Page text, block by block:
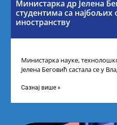
Министарка др Јелена
студентима са најбољих
иностранству
Министарка науке,
Јелена Беговић састала се у
Сазнај више »